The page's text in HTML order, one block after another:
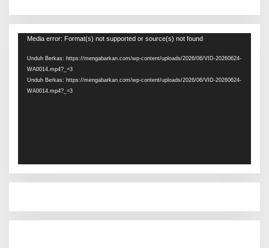
Pemutar
Media error: Format(s) not supported or source(s) not found
Unduh Berkas: https://mengabarkan.com/wp-content/uploads/2026/06/VID-20260624-
WA0014.mp4?_=3
Unduh Berkas: https://mengabarkan.com/wp-content/uploads/2026/06/VID-20260624-
WA0014.mp4?_=3